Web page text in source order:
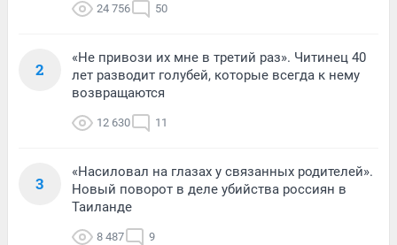
24 756 50
2
«Не привози их мне в третий раз». Читинец 40
лет разводит голубей, которые всегда к нему
возвращаются
12 630 11
3
«Насиловал на глазах у связанных родителей».
Новый поворот в деле убийства россиян в
Таиланде
8 487 9